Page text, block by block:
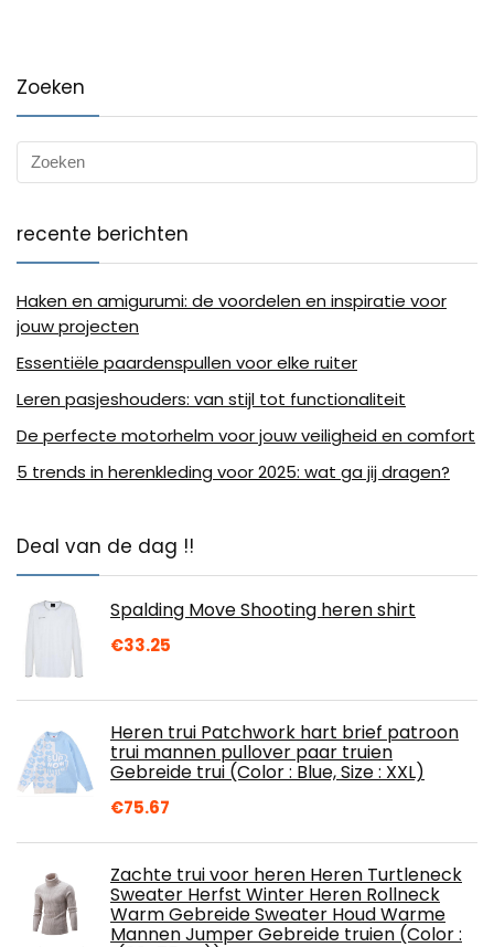
Zoeken
recente berichten
Haken en amigurumi: de voordelen en inspiratie voor
jouw projecten
Essentiële paardenspullen voor elke ruiter
Leren pasjeshouders: van stijl tot functionaliteit
De perfecte motorhelm voor jouw veiligheid en comfort
5 trends in herenkleding voor 2025: wat ga jij dragen?
Deal van de dag !!
Spalding Move Shooting heren shirt
€33.25
Heren trui Patchwork hart brief patroon
trui mannen pullover paar truien
Gebreide trui (Color : Blue, Size : XXL)
€75.67
Zachte trui voor heren Heren Turtleneck
Sweater Herfst Winter Heren Rollneck
Warm Gebreide Sweater Houd Warme
Mannen Jumper Gebreide truien (Color :